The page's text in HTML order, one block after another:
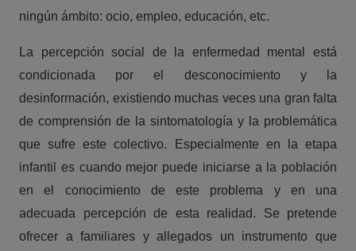
ningún ámbito: ocio, empleo, educación, etc.
La percepción social de la enfermedad mental está
condicionada por el desconocimiento y la
desinformación, existiendo muchas veces una gran falta
de comprensión de la sintomatología y la problemática
que sufre este colectivo. Especialmente en la etapa
infantil es cuando mejor puede iniciarse a la población
en el conocimiento de este problema y en una
adecuada percepción de esta realidad. Se pretende
ofrecer a familiares y allegados un instrumento que